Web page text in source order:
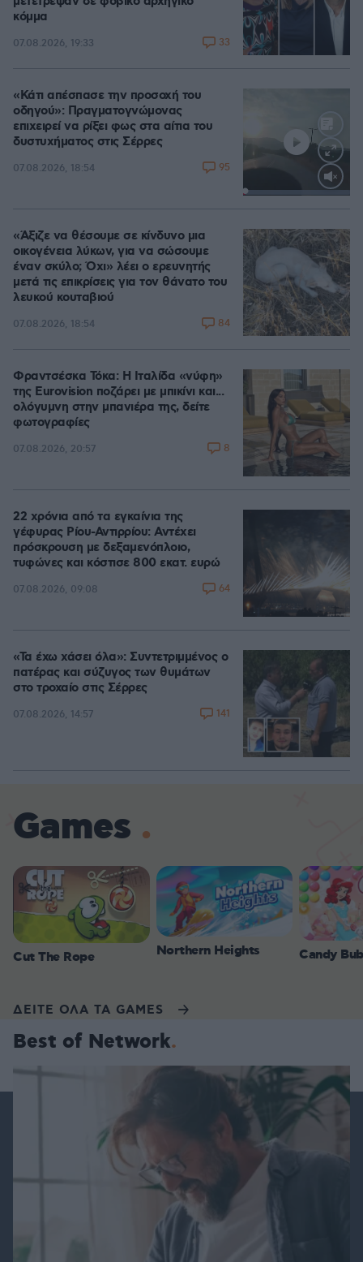
κόμμα
07.08.2026, 19:33 33
Loaded:
«Κάτι απέσπασε την προσοχή του
οδηγού»: Πραγματογνώμονας
επιχειρεί να ρίξει φως στα αίτια του
δυστυχήματος στις Σέρρες
07.08.2026, 18:54 95
«Άξιζε να θέσουμε σε κίνδυνο μια
οικογένεια λύκων, για να σώσουμε
έναν σκύλο; Όχι» λέει ο ερευνητής
μετά τις επικρίσεις για τον θάνατο του
λευκού κουταβιού
07.08.2026, 18:54 84
Φραντσέσκα Τόκα: Η Ιταλίδα «νύφη»
της Eurovision ποζάρει με μπικίνι και...
ολόγυμνη στην μπανιέρα της, δείτε
φωτογραφίες
07.08.2026, 20:57 8
22 χρόνια από τα εγκαίνια της
γέφυρας Ρίου-Αντιρρίου: Αντέχει
πρόσκρουση με δεξαμενόπλοιο,
τυφώνες και κόστισε 800 εκατ. ευρώ
07.08.2026, 09:08 64
«Τα έχω χάσει όλα»: Συντετριμμένος ο
πατέρας και σύζυγος των θυμάτων
στο τροχαίο στις Σέρρες
07.08.2026, 14:57 141
Games
Cut The Rope Northern Heights Candy
ΔΕΙΤΕ ΟΛΑ ΤΑ GAMES
Best of Network